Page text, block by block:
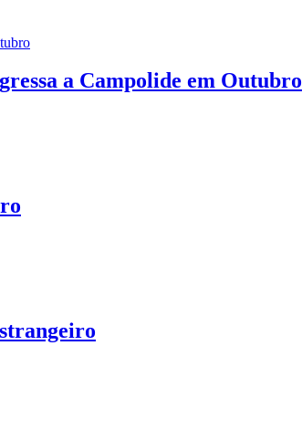
a Campolide em Outubro